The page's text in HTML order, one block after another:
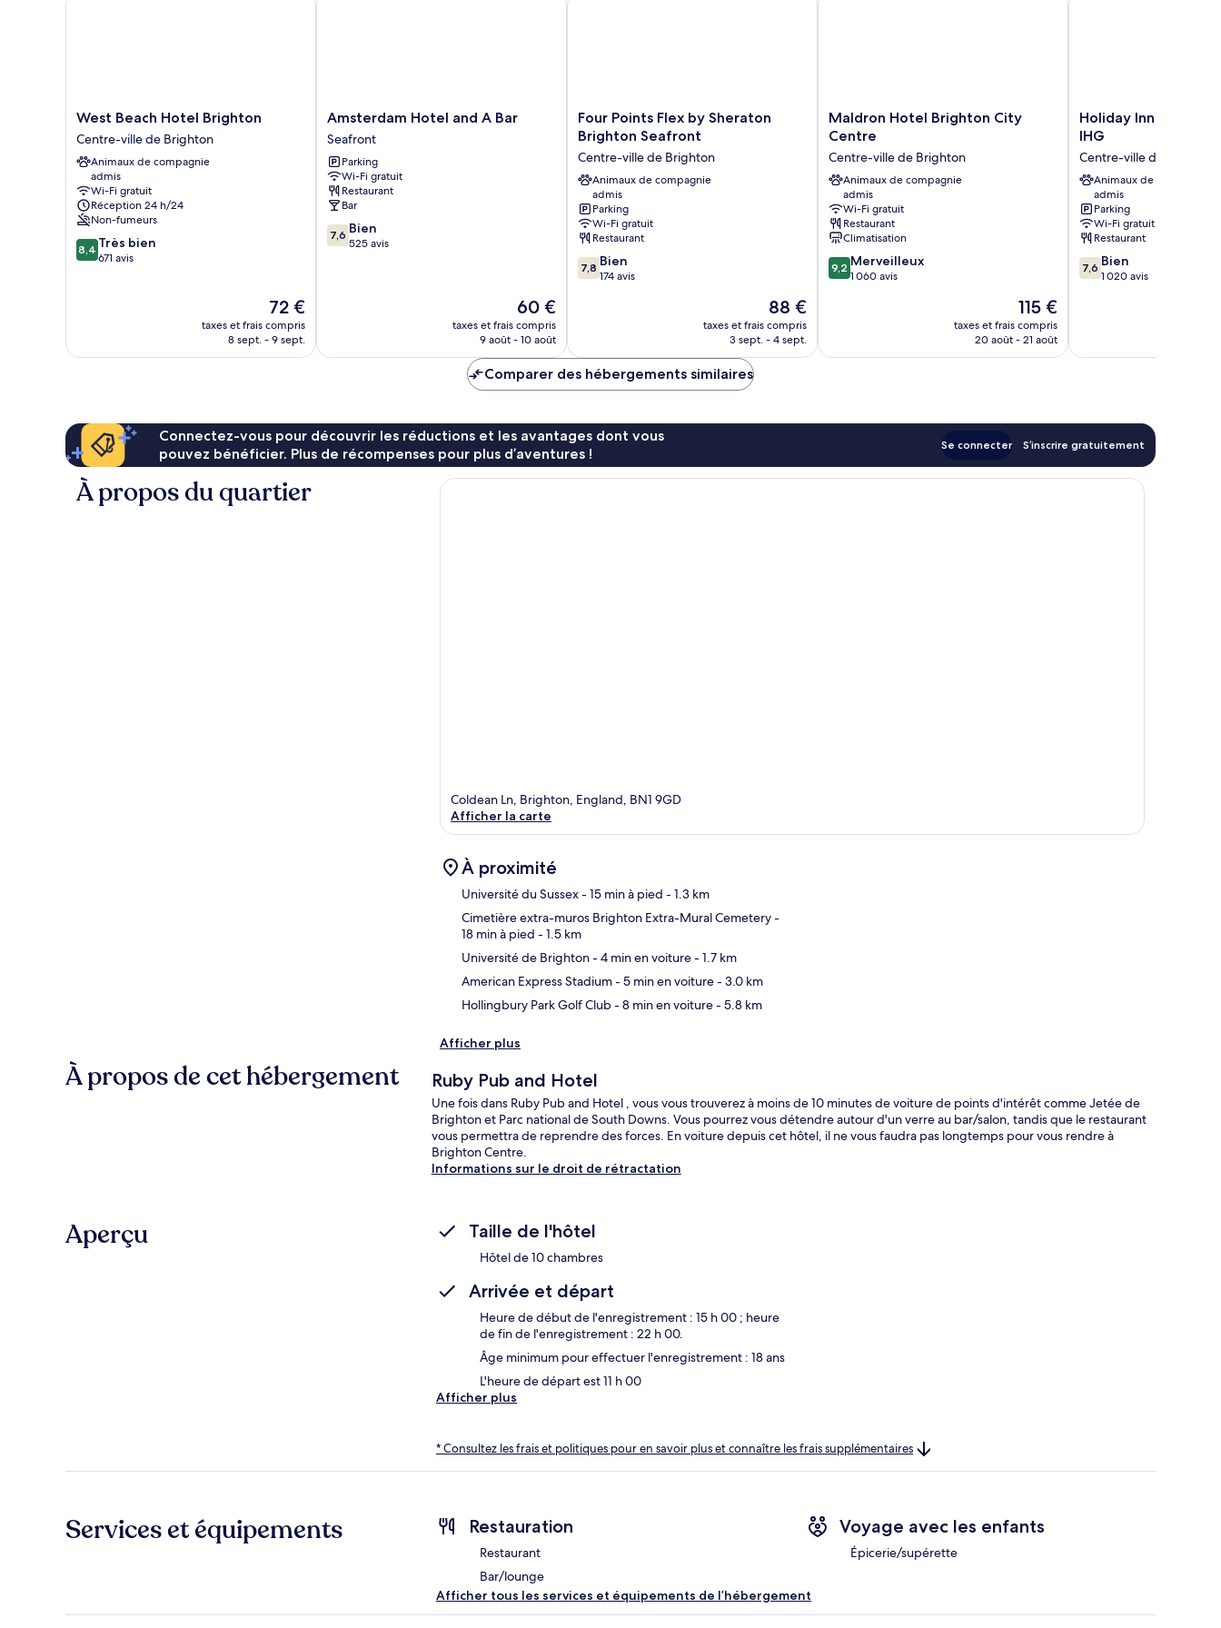
West
Beach
Hotel
Brighton
Centre-
ville
de
Brighton
West Beach Hotel Brighton
Centre-ville de Brighton
Animaux de compagnie
admis
Wi-Fi gratuit
Réception 24 h/24
Non-fumeurs
8.4
sur
8,4 Très bien
671 avis
Le
nouveau
prix
72 €
taxes et frais compris
8 sept. - 9 sept.
Amsterdam
Hotel
and
A
Bar
Seafront
Amsterdam Hotel and A Bar
Seafront
Parking
Wi-Fi gratuit
Restaurant
Bar
7.6
sur
7,6 Bien
525 avis
Le
nouveau
prix
de
60 €
60 €
taxes et frais compris
9 août - 10 août
Four
Points
Flex
by
Sheraton
Brighton
Seafront
Centre-
ville
de
Brighton
Four Points Flex by Sheraton
Brighton Seafront
Centre-ville de Brighton
Animaux de compagnie
admis
Parking
Wi-Fi gratuit
Restaurant
7.8
sur
7,8 Bien
174 avis
Le
nouveau
prix
88 €
taxes et frais compris
3 sept. - 4 sept.
Maldron
Hotel
City
Centre
Centre-
ville
de
Brighton
Maldron Hotel Brighton City
Centre
Centre-ville de Brighton
Animaux de compagnie
admis
Wi-Fi gratuit
Restaurant
Climatisation
9.2
sur
9,2 Merveilleux
1 060 avis
Le
nouveau
prix
115 €
taxes et frais compris
20 août - 21 août
Holiday
Inn
Seafront
by
IHG
Centre-
ville
de
Brighton
Holiday Inn
IHG
Centre-ville de Brighton
Animaux de compagnie
admis
Parking
Wi-Fi gratuit
Restaurant
7.6
sur
7,6 Bien
1 020 avis
Comparer des hébergements similaires
Connectez-vous pour découvrir les réductions et les avantages dont vous
pouvez bénéficier. Plus de récompenses pour plus d’aventures !
Se connecter S’inscrire gratuitement
À propos du quartier
Coldean Ln, Brighton, England, BN1 9GD
Afficher la carte
À proximité
Université du Sussex- 15 min à pied - 1.3 km
Cimetière extra-muros Brighton Extra-Mural Cemetery-
18 min à pied - 1.5 km
Université de Brighton- 4 min en voiture- 1.7 km
American Express Stadium- 5 min en voiture- 3.0 km
Hollingbury Park Golf Club- 8 min en voiture- 5.8 km
Afficher plus
À propos de cet hébergement Ruby Pub and Hotel
Une fois dans Ruby Pub and Hotel , vous vous trouverez à moins de 10 minutes de voiture de points d'intérêt comme Jetée de
Brighton et Parc national de South Downs. Vous pourrez vous détendre autour d'un verre au bar/salon, tandis que le restaurant
vous permettra de reprendre des forces. En voiture depuis cet hôtel, il ne vous faudra pas longtemps pour vous rendre à
Brighton Centre.
Informations sur le droit de rétractation
Aperçu Taille de l'hôtel
Hôtel de 10 chambres
Arrivée et départ
Heure de début de l'enregistrement : 15 h 00 ; heure
de fin de l'enregistrement : 22 h 00.
Âge minimum pour effectuer l'enregistrement : 18 ans
L'heure de départ est 11 h 00
Afficher plus
* Consultez les frais et politiques pour en savoir plus et connaître les frais supplémentaires
Services et équipements Restauration
Restaurant
Bar/lounge
Voyage avec les enfants
Épicerie/supérette
Afficher tous les services et équipements de l’hébergement